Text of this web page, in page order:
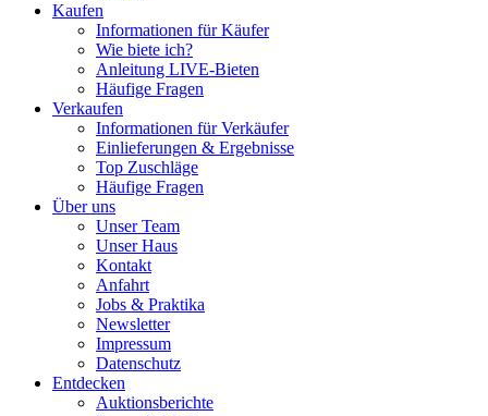
Kaufen
Informationen für Käufer
Wie biete ich?
Anleitung LIVE-Bieten
Häufige Fragen
Verkaufen
Informationen für Verkäufer
Einlieferungen & Ergebnisse
Top Zuschläge
Häufige Fragen
Über uns
Unser Team
Unser Haus
Kontakt
Anfahrt
Jobs & Praktika
Newsletter
Impressum
Datenschutz
Entdecken
Auktionsberichte